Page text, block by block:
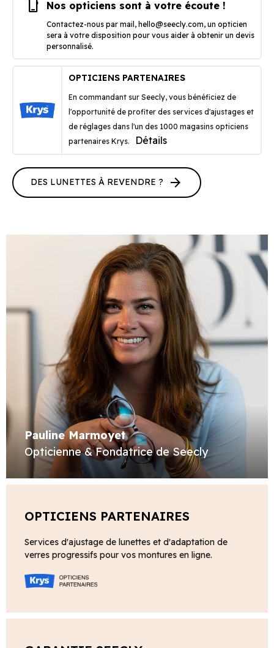
phone_iphone Nos opticiens sont à votre écoute !
Contactez-nous par mail, hello@seecly.com, un opticien
sera à votre disposition pour vous aider à obtenir un devis
personnalisé.
OPTICIENS PARTENAIRES
En commandant sur Seecly, vous bénéficiez de
l'opportunité de profiter des services d'ajustages et
de réglages dans l'un des 1000 magasins opticiens
partenaires Krys.
Détails
DES LUNETTES À REVENDRE ? arrow_forward
Pauline Marmoyet
Opticienne & Fondatrice de Seecly
OPTICIENS PARTENAIRES
Services d'ajustage de lunettes et d'adaptation de
verres progressifs pour vos montures en ligne.